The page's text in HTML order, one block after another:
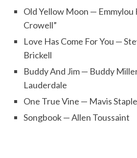
Old Yellow Moon — Emmylou
Crowell”
Love Has Come For You —
Brickell
Buddy And Jim — Buddy
Lauderdale
One True Vine — Mavis
Songbook — Allen Toussaint